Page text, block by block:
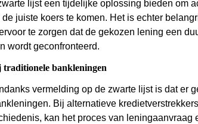
lijst een tijdelijke oplossing bieden om
juiste koers te komen. Het is echter
te zorgen dat de gekozen lening een
wordt geconfronteerd.
bankleningen
vermelding op de zwarte lijst is dat er
Bij alternatieve
kan het proces van leningaanvraag